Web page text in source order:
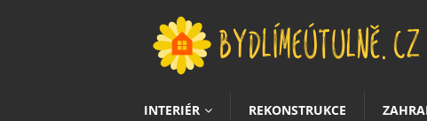
INTERIÉR REKONSTRUKCE